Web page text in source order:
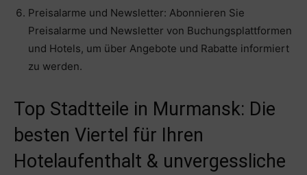
Preisalarme und Newsletter: Abonnieren Sie
Preisalarme und Newsletter von Buchungsplattformen
und Hotels, um über Angebote und Rabatte informiert
zu werden.
Top Stadtteile in Murmansk: Die
besten Viertel für Ihren
Hotelaufenthalt & unvergessliche